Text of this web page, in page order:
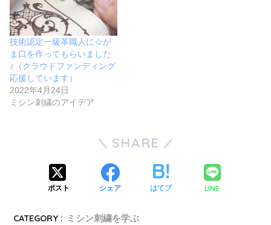
技術認定一級革職人に☆が
ま口を作ってもらいました
♪（クラウドファンディング
応援しています）
2022年4月24日
ミシン刺繍のアイデア
SHARE
ポスト シェア はてブ LINE
CATEGORY : ミシン刺繍を学ぶ